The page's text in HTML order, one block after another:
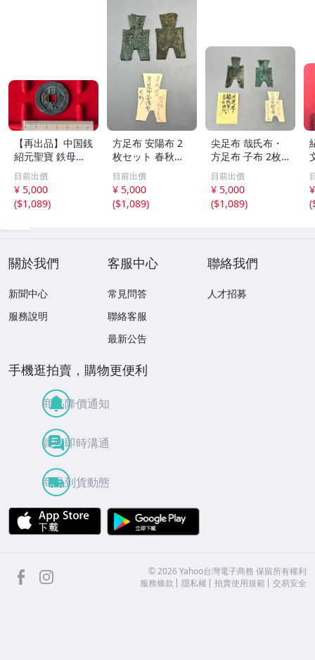
【再出品】中国銭
紹元聖寶 鉄母
銭？
目前出價
¥ 5,000
($1,089)
方足布 安陽布 2
枚セット 春秋戦
国時代 中国古代
銭貨 布貨 布幣 銅
銭 古銭 コレクシ
ョン 貨幣
目前出價
¥ 5,000
($1,089)
尖足布 哉氏布・
方足布 子布 2枚
セット 中国戦国
古銭 布幣 古銭 貨
布 貨幣
目前出價
¥ 5,000
($1,089)
(
關於我們
新聞中心
服務說明
客服中心
常見問答
聯絡客服
最新公告
聯絡我們
人才招募
手機逛拍賣，購物更便利
商品降價通知
買賣即時溝通
商品到貨動態
APP Store
facebook ©2026 Yahoo台灣電子商務 保留所有權利
服務條款
隱私權 拍賣使用規範 交易安全